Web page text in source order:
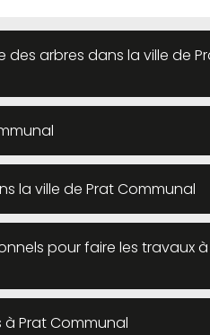
arbres dans la ville de
la ville de Prat Communal
pour faire les travaux
Prat Communal